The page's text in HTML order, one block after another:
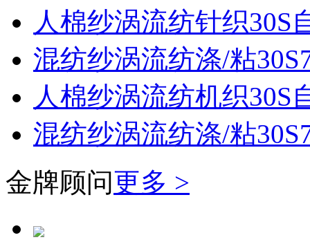
人棉纱涡流纺针织30S
混纺纱涡流纺涤/粘
人棉纱涡流纺机织30S
混纺纱涡流纺涤/粘
金牌顾问更多 >